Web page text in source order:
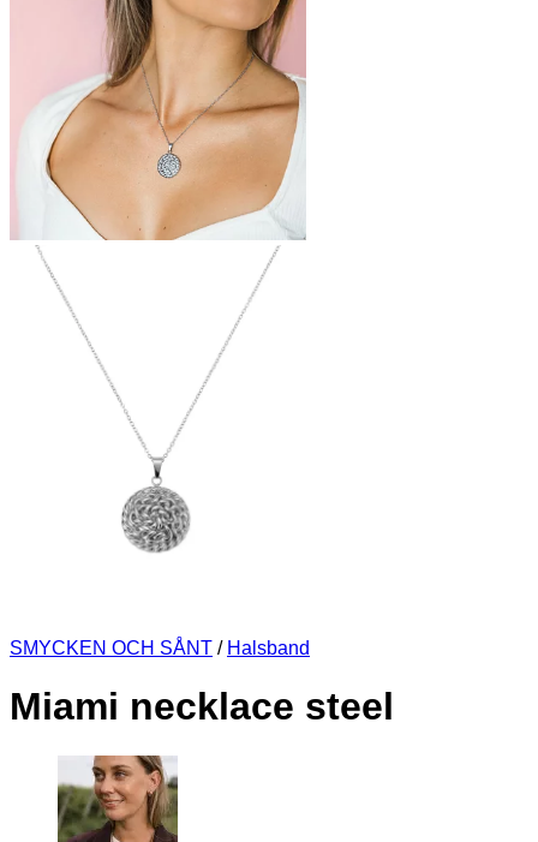
SMYCKEN OCH SÅNT / Halsband
Miami necklace steel